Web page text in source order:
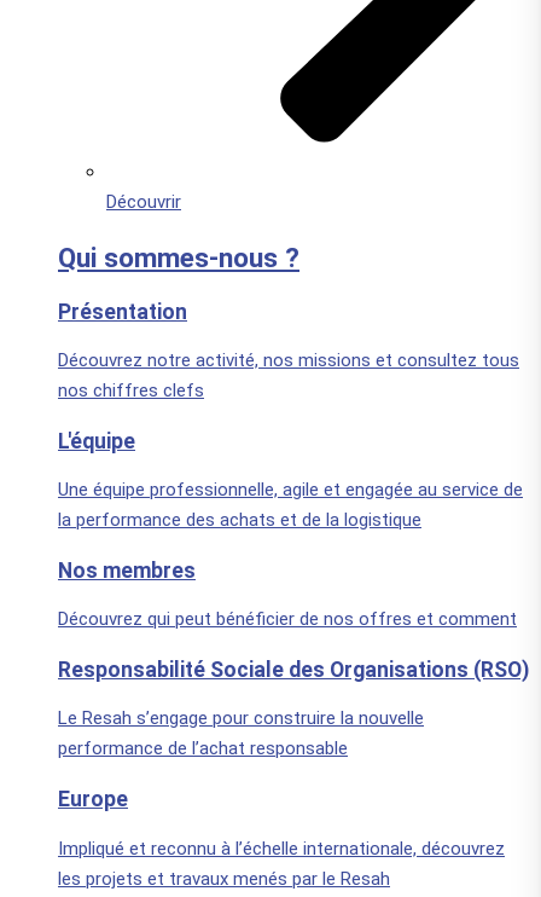
Découvrir
Qui sommes-nous ?
Présentation
Découvrez notre activité, nos missions et consultez tous
nos chiffres clefs
L'équipe
Une équipe professionnelle, agile et engagée au service de
la performance des achats et de la logistique
Nos membres
Découvrez qui peut bénéficier de nos offres et comment
Responsabilité Sociale des Organisations (RSO)
Le Resah s’engage pour construire la nouvelle
performance de l’achat responsable
Europe
Impliqué et reconnu à l’échelle internationale, découvrez
les projets et travaux menés par le Resah